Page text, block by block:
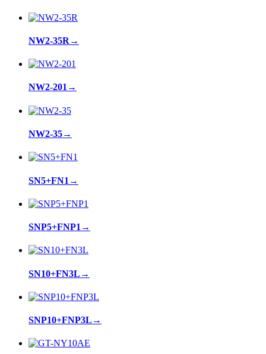
NW2-35R →
NW2-201→
NW2-35→
SN5+FN1 →
SNP5+FNP1 →
SN10+FN3L →
SNP10+FNP3L →